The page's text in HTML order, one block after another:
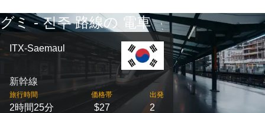
グミ - 진주 路線の 電車
ITX-Saemaul
新幹線
旅行時間
2時間25分
価格帯
$27
出発
2